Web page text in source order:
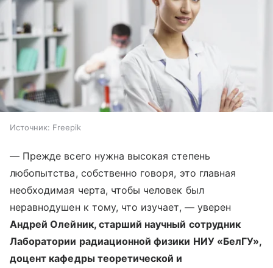
Источник: Freepik
— Прежде всего нужна высокая степень
любопытства, собственно говоря, это главная
необходимая черта, чтобы человек был
неравнодушен к тому, что изучает, — уверен
Андрей Олейник, старший научный сотрудник
Лаборатории радиационной физики НИУ «БелГУ»,
доцент кафедры теоретической и